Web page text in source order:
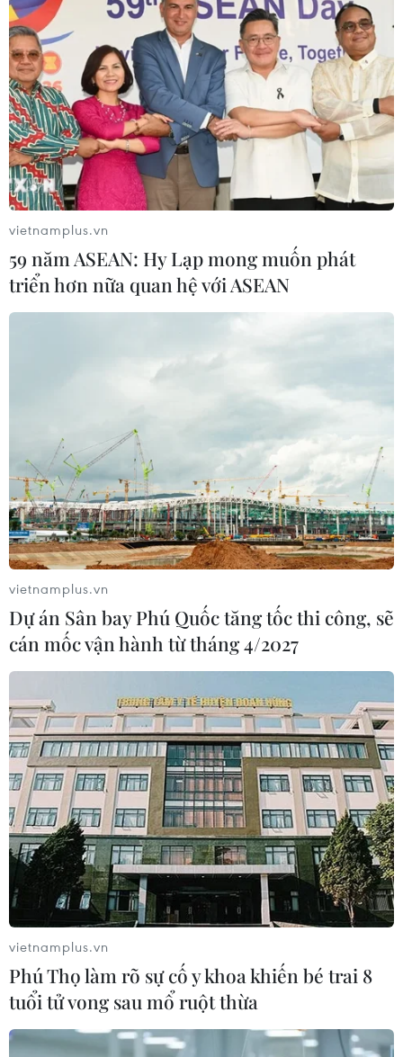
vietnamplus.vn
59 năm ASEAN: Hy Lạp mong muốn phát
triển hơn nữa quan hệ với ASEAN
vietnamplus.vn
Dự án Sân bay Phú Quốc tăng tốc thi công, sẽ
cán mốc vận hành từ tháng 4/2027
vietnamplus.vn
Phú Thọ làm rõ sự cố y khoa khiến bé trai 8
tuổi tử vong sau mổ ruột thừa